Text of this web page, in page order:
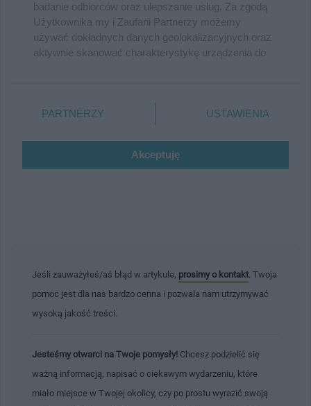
Jeśli zauważyłeś/aś błąd w artykule, prosimy o kontakt . Twoja
pomoc jest dla nas bardzo cenna i pozwala nam utrzymywać
wysoką jakość treści.
Jesteśmy otwarci na Twoje pomysły! Chcesz podzielić się
ważną informacją, napisać o ciekawym wydarzeniu, które
miało miejsce w Twojej okolicy, czy po prostu wyrazić swoją